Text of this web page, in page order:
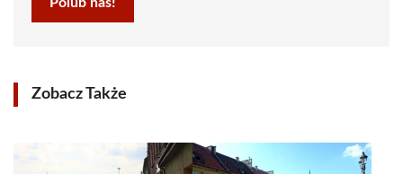
Zobacz Także